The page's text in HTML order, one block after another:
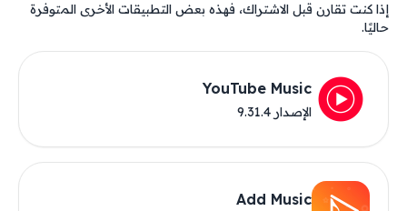
إذا كنت تقارن قبل الاشتراك، فهذه بعض التطبيقات الأخرى المتوفرة
حاليًا.
YouTube Music
الإصدار 9.31.4
Add Music